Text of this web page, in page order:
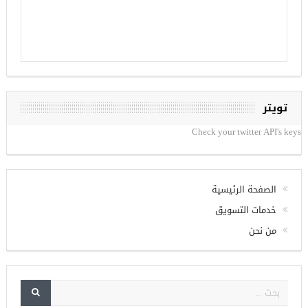
تويتر
Check your twitter API's keys
الصفحة الرئيسية
خدمات التسويق
من نحن